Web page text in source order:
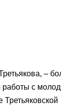
–
работы с
Третьяковской